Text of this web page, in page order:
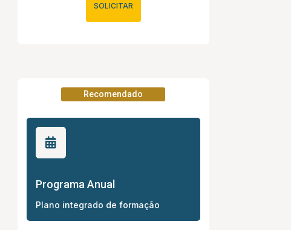
SOLICITAR
Recomendado

Programa Anual
Plano integrado de formação